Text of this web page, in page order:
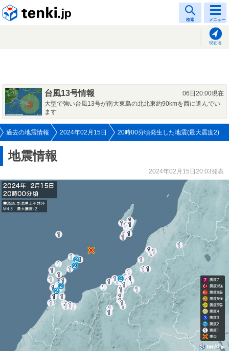
検索 メニュー
現在地
台風13号情報
06日20:00現在
大型で強い台風13号が南大東島の北北東約90kmを西に進んでい
ます
過去の地震情報 2024年02月15日 20時00分頃発生した地震(最大震度2)
地震情報
2024年02月15日20:03発表